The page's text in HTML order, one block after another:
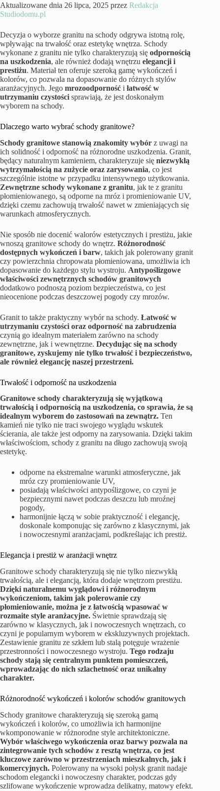
Aktualizowane dnia 26 lipca, 2025 przez Redakcja
Studiodomu.pl
Decyzja o wyborze granitu na schody odgrywa istotną rolę,
wpływając na trwałość oraz estetykę wnętrza. Schody
wykonane z granitu nie tylko charakteryzują się odpornością
na uszkodzenia, ale również dodają wnętrzu elegancji i
prestiżu. Materiał ten oferuje szeroką gamę wykończeń i
kolorów, co pozwala na dopasowanie do różnych stylów
aranżacyjnych. Jego mrozoodporność i łatwość w
utrzymaniu czystości sprawiają, że jest doskonałym
wyborem na schody.
Dlaczego warto wybrać schody granitowe?
Schody granitowe stanowią znakomity wybór z uwagi na
ich solidność i odporność na różnorodne uszkodzenia. Granit,
będący naturalnym kamieniem, charakteryzuje się niezwykłą
wytrzymałością na zużycie oraz zarysowania, co jest
szczególnie istotne w przypadku intensywnego użytkowania.
Zewnętrzne schody wykonane z granitu, jak te z granitu
płomieniowanego, są odporne na mróz i promieniowanie UV,
dzięki czemu zachowują trwałość nawet w zmieniających się
warunkach atmosferycznych.
Nie sposób nie docenić walorów estetycznych i prestiżu, jakie
wnoszą granitowe schody do wnętrz. Różnorodność
dostępnych wykończeń i barw, takich jak polerowany granit
czy powierzchnia chropowata płomieniowana, umożliwia ich
dopasowanie do każdego stylu wystroju. Antypoślizgowe
właściwości zewnętrznych schodów granitowych
dodatkowo podnoszą poziom bezpieczeństwa, co jest
nieocenione podczas deszczowej pogody czy mrozów.
Granit to także praktyczny wybór na schody. Łatwość w
utrzymaniu czystości oraz odporność na zabrudzenia
czynią go idealnym materiałem zarówno na schody
zewnętrzne, jak i wewnętrzne. Decydując się na schody
granitowe, zyskujemy nie tylko trwałość i bezpieczeństwo,
ale również elegancję naszej przestrzeni.
Trwałość i odporność na uszkodzenia
Granitowe schody charakteryzują się wyjątkową
trwałością i odpornością na uszkodzenia, co sprawia, że są
idealnym wyborem do zastosowań na zewnątrz. Ten
kamień nie tylko nie traci swojego wyglądu wskutek
ścierania, ale także jest odporny na zarysowania. Dzięki takim
właściwościom, schody z granitu na długo zachowują swoją
estetykę.
odporne na ekstremalne warunki atmosferyczne, jak
mróz czy promieniowanie UV,
posiadają właściwości antypoślizgowe, co czyni je
bezpiecznymi nawet podczas deszczu lub mroźnej
pogody,
harmonijnie łączą w sobie praktyczność i elegancję,
doskonale komponując się zarówno z klasycznymi, jak
i nowoczesnymi aranżacjami, podkreślając ich prestiż.
Elegancja i prestiż w aranżacji wnętrz
Granitowe schody charakteryzują się nie tylko niezwykłą
trwałością, ale i elegancją, która dodaje wnętrzom prestiżu.
Dzięki naturalnemu wyglądowi i różnorodnym
wykończeniom, takim jak polerowanie czy
płomieniowanie, można je z łatwością wpasować w
rozmaite style aranżacyjne. Świetnie sprawdzają się
zarówno w klasycznych, jak i nowoczesnych wnętrzach, co
czyni je popularnym wyborem w ekskluzywnych projektach.
Zestawienie granitu ze szkłem lub stalą potęguje wrażenie
przestronności i nowoczesnego wystroju. Tego rodzaju
schody stają się centralnym punktem pomieszczeń,
wprowadzając do nich szlachetność oraz unikalny
charakter.
Różnorodność wykończeń i kolorów schodów granitowych
Schody granitowe charakteryzują się szeroką gamą
wykończeń i kolorów, co umożliwia ich harmonijne
wkomponowanie w różnorodne style architektoniczne.
Wybór właściwego wykończenia oraz barwy pozwala na
zintegrowanie tych schodów z resztą wnętrza, co jest
kluczowe zarówno w przestrzeniach mieszkalnych, jak i
komercyjnych. Polerowany na wysoki połysk granit nadaje
schodom elegancki i nowoczesny charakter, podczas gdy
szlifowane wykończenie wprowadza delikatny, matowy efekt.